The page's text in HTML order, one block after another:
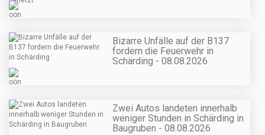
Bizarre Unfälle auf der B137
fordern die Feuerwehr in
Schärding - 08.08.2026
Zwei Autos landeten innerhalb
weniger Stunden in Schärding in
Baugruben - 08.08.2026